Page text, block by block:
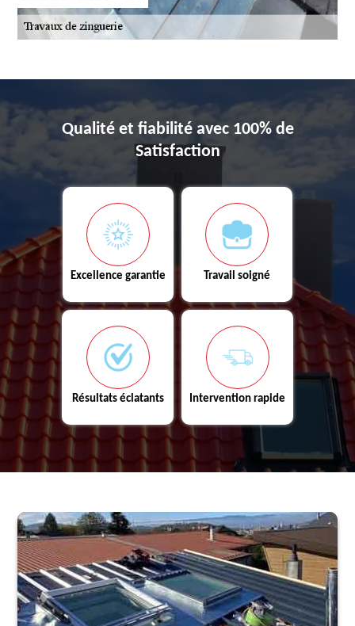
Qualité et fiabilité avec 100% de
Satisfaction
Excellence garantie Travail soigné
Résultats éclatants Intervention rapide